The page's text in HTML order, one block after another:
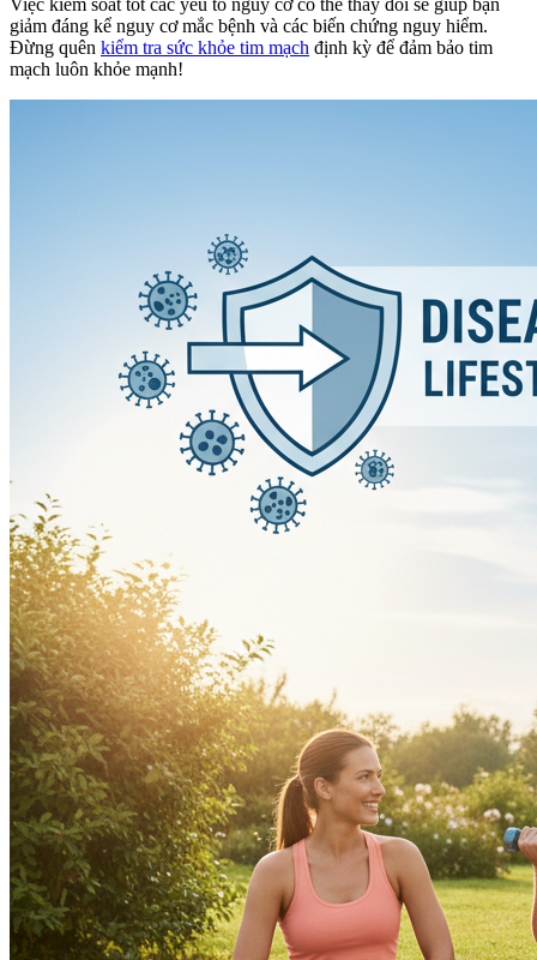
Việc kiểm soát tốt các yếu tố nguy cơ có thể thay đổi sẽ giúp bạn
giảm đáng kể nguy cơ mắc bệnh và các biến chứng nguy hiểm.
Đừng quên kiểm tra sức khỏe tim mạch định kỳ để đảm bảo tim
mạch luôn khỏe mạnh!